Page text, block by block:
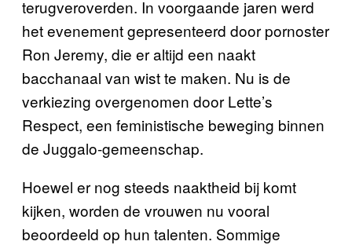
terugveroverden. In voorgaande jaren werd
het evenement gepresenteerd door pornoster
Ron Jeremy, die er altijd een naakt
bacchanaal van wist te maken. Nu is de
verkiezing overgenomen door Lette’s
Respect, een feministische beweging binnen
de Juggalo-gemeenschap.
Hoewel er nog steeds naaktheid bij komt
kijken, worden de vrouwen nu vooral
beoordeeld op hun talenten. Sommige